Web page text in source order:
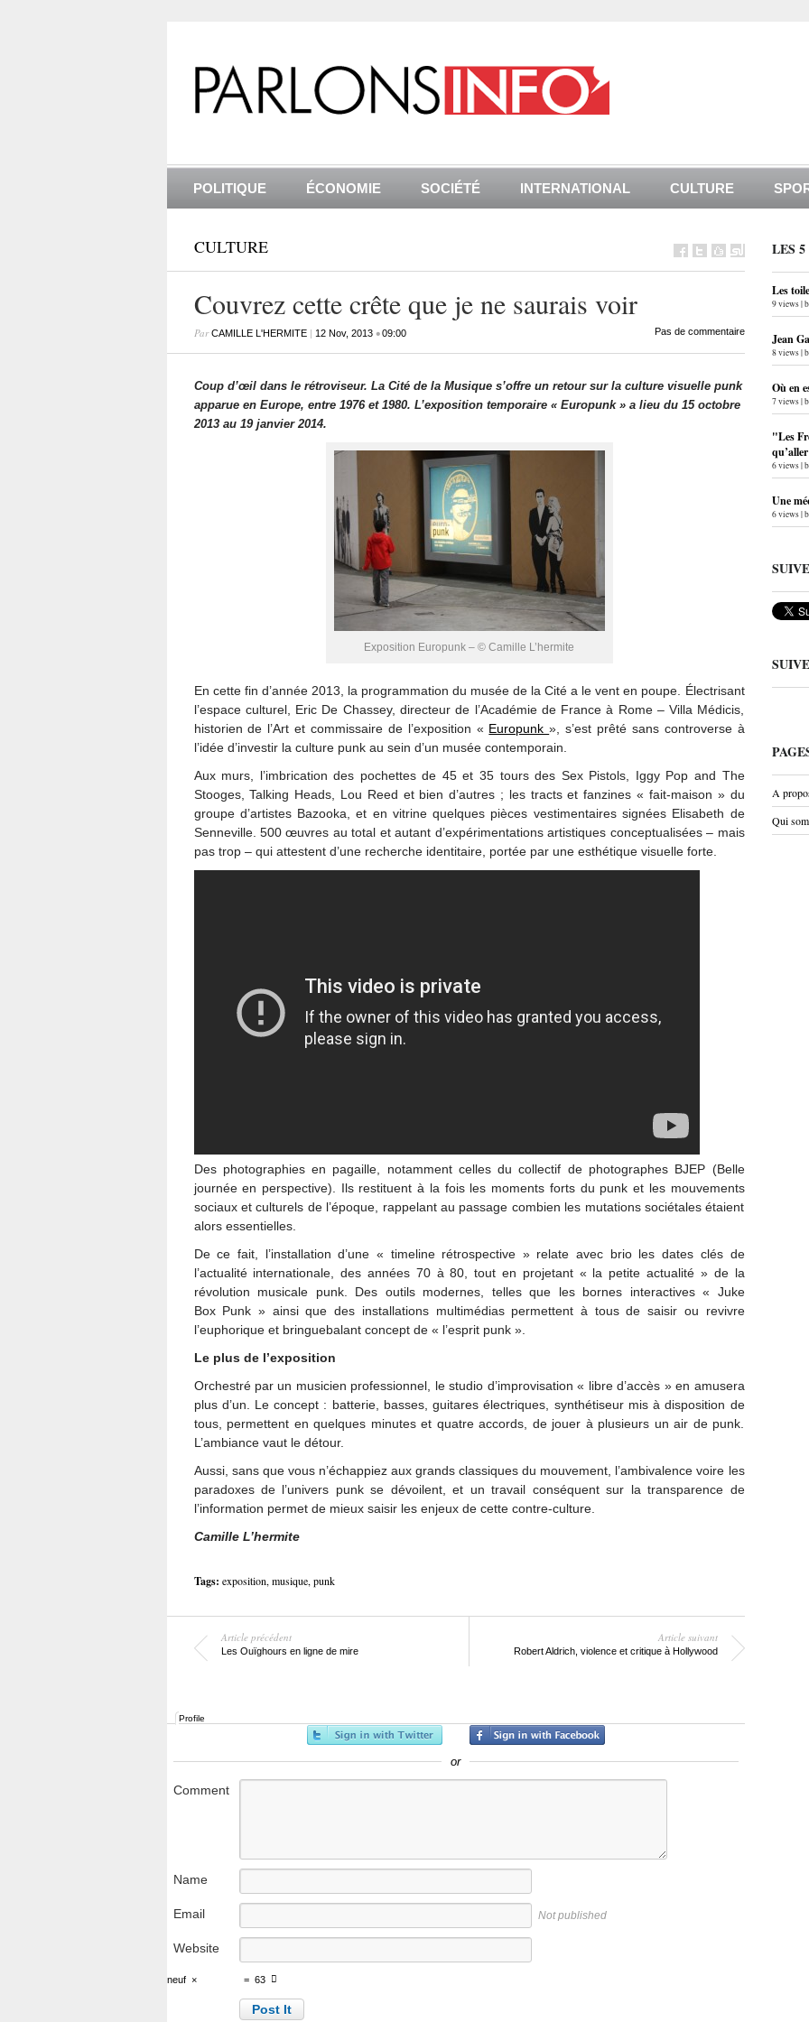
POLITIQUE ÉCONOMIE SOCIÉTÉ INTERNATIONAL CULTURE
CULTURE
Couvrez cette crête que je ne saurais voir
ParCAMILLE L'HERMITE| 12 Nov, 2013•09:00 Pas de commentaire
Coup d’œil dans le rétroviseur. La Cité de la Musique s’offre un retour sur la culture visuelle punk
apparue en Europe, entre 1976 et 1980. L’exposition temporaire « Europunk » a lieu du 15 octobre
2013 au 19 janvier 2014.
Exposition Europunk – © Camille L’hermite
En cette fin d’année 2013, la programmation du musée de la Cité a le vent en poupe. Électrisant
l’espace culturel, Eric De Chassey, directeur de l’Académie de France à Rome – Villa Médicis,
historien de l’Art et commissaire de l’exposition « Europunk», s’est prêté sans controverse à
l’idée d’investir la culture punk au sein d’un musée contemporain.
Aux murs, l’imbrication des pochettes de 45 et 35 tours des Sex Pistols, Iggy Pop and The
Stooges, Talking Heads, Lou Reed et bien d’autres ; les tracts et fanzines « fait-maison » du
groupe d’artistes Bazooka, et en vitrine quelques pièces vestimentaires signées Elisabeth de
Senneville. 500 œuvres au total et autant d’expérimentations artistiques conceptualisées – mais
pas trop – qui attestent d’une recherche identitaire, portée par une esthétique visuelle forte.
Des photographies en pagaille, notamment celles du collectif de photographes BJEP (Belle
journée en perspective). Ils restituent à la fois les moments forts du punk et les mouvements
sociaux et culturels de l’époque, rappelant au passage combien les mutations sociétales étaient
alors essentielles.
De ce fait, l’installation d’une « timeline rétrospective » relate avec brio les dates clés de
l’actualité internationale, des années 70 à 80, tout en projetant « la petite actualité » de la
révolution musicale punk. Des outils modernes, telles que les bornes interactives « Juke
Box Punk » ainsi que des installations multimédias permettent à tous de saisir ou revivre
l’euphorique et bringuebalant concept de « l’esprit punk ».
Le plus de l’exposition
Orchestré par un musicien professionnel, le studio d’improvisation « libre d’accès » en amusera
plus d’un. Le concept : batterie, basses, guitares électriques, synthétiseur mis à disposition de
tous, permettent en quelques minutes et quatre accords, de jouer à plusieurs un air de punk.
L’ambiance vaut le détour.
Aussi, sans que vous n’échappiez aux grands classiques du mouvement, l’ambivalence voire les
paradoxes de l’univers punk se dévoilent, et un travail conséquent sur la transparence de
l’information permet de mieux saisir les enjeux de cette contre-culture.
Camille L’hermite
Tags: exposition, musique, punk
Article précédent
Les Ouïghours en ligne de mire
Article suivant
Robert Aldrich, violence et critique à Hollywood
Profile
or
Comment
Name
Email Not published
Website
neuf × = 63
LES
Les
9 views|
Jean
8 views|
Où en
7 views|
"Les
6 views|
Une
6 views|
A
Qui